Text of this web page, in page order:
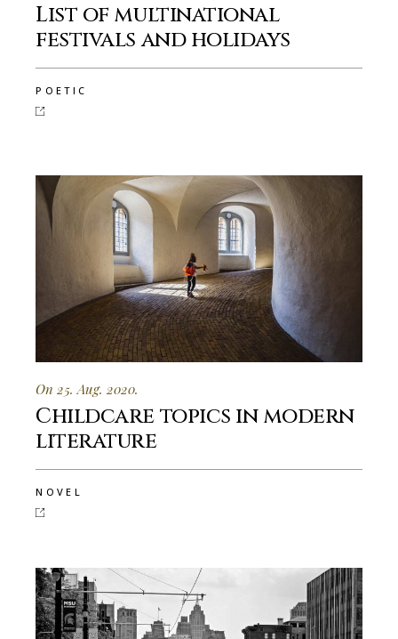
List of multinational
festivals and holidays
POETIC
On 25. Aug. 2020.
Childcare topics in modern
literature
NOVEL